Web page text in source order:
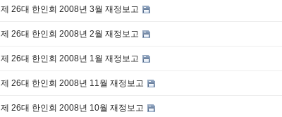
제 26대 한인회 2008년 3월 재정보고
제 26대 한인회 2008년 2월 재정보고
제 26대 한인회 2008년 1월 재정보고
제 26대 한인회 2008년 11월 재정보고
제 26대 한인회 2008년 10월 재정보고